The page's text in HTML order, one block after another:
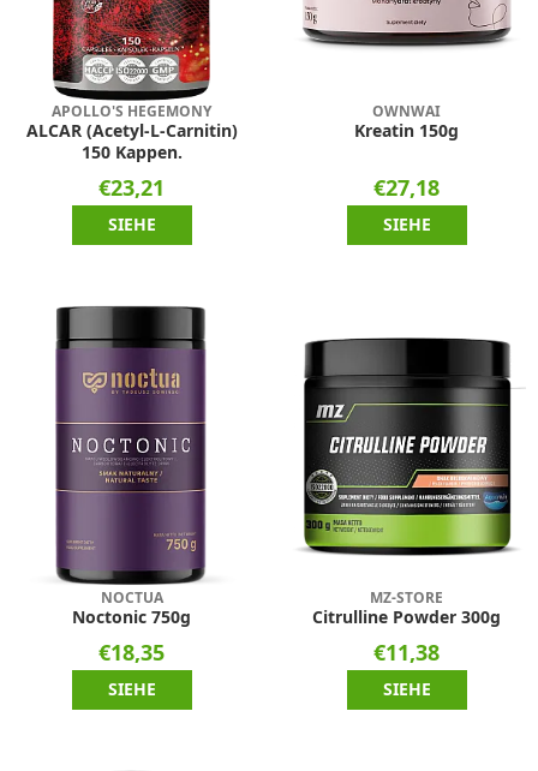
APOLLO'S HEGEMONY
ALCAR (Acetyl-L-Carnitin)
150 Kappen.
€23,21
SIEHE
OWNWAI
Kreatin 150g
€27,18
SIEHE
NOCTUA
Noctonic 750g
€18,35
SIEHE
MZ-STORE
Citrulline Powder 300g
€11,38
SIEHE